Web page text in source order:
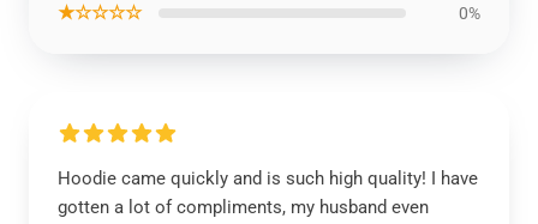
★☆☆☆☆ 0%
Hoodie came quickly and is such high quality! I have
gotten a lot of compliments, my husband even